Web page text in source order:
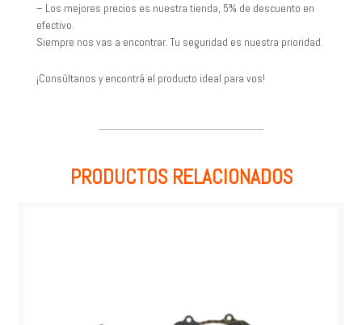
– Los mejores precios es nuestra tienda, 5% de descuento en
efectivo.
Siempre nos vas a encontrar. Tu seguridad es nuestra prioridad.
¡Consúltanos y encontrá el producto ideal para vos!
PRODUCTOS RELACIONADOS